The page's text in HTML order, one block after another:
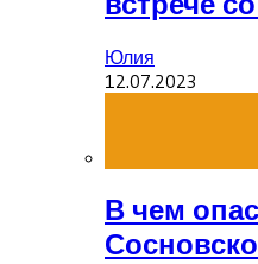
Юлия
12.07.2023
В чем